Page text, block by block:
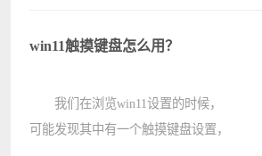
的c盘，之后找到users文件夹打开就
win11触摸键盘怎么用？
我们在浏览win11设置的时候，
可能发现其中有一个触摸键盘设置，